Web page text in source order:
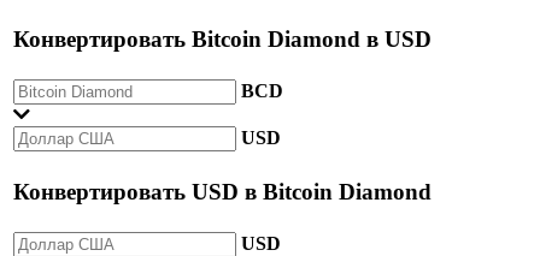
Конвертировать Bitcoin Diamond в USD
BCD
USD
Конвертировать USD в Bitcoin Diamond
USD